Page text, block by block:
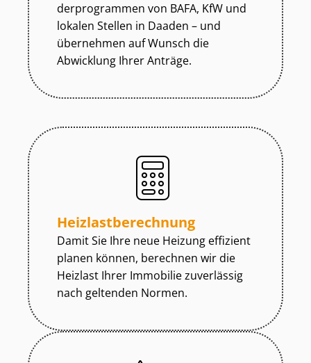
der­pro­gram­men von BAFA, KfW und
lokalen Stellen in Daaden – und
übernehmen auf Wunsch die
Abwicklung Ihrer Anträge.
Heiz­last­be­rech­nung
Damit Sie Ihre neue Heizung effizient
planen können, berechnen wir die
Heizlast Ihrer Immobilie zuverlässig
nach geltenden Normen.